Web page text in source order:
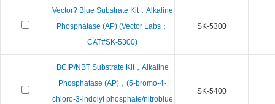
Vector? Blue Substrate Kit，Alkaline
Phosphatase (AP) (Vector Labs；
CAT#SK-5300)
SK-5300
BCIP/NBT Substrate Kit，Alkaline
Phosphatase (AP)，(5-bromo-4-
chloro-3-indolyl phosphate/nitroblue
SK-5400